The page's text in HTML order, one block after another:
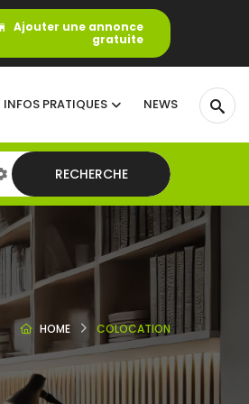
Ajouter une annonce
gratuite
INFOS PRATIQUES NEWS
RECHERCHE
HOME COLOCATION